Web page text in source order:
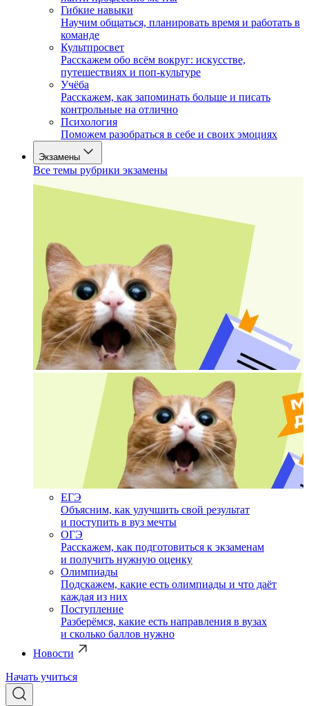
Гибкие навыки
Научим общаться, планировать время и работать в
команде
Культпросвет
Расскажем обо всём вокруг: искусстве,
путешествиях и поп-культуре
Учёба
Расскажем, как запоминать больше и писать
контрольные на отлично
Психология
Поможем разобраться в себе и своих эмоциях
Экзамены
Все темы рубрики экзамены
ЕГЭ
Объясним, как улучшить свой результат
и поступить в вуз мечты
ОГЭ
Расскажем, как подготовиться к экзаменам
и получить нужную оценку
Олимпиады
Подскажем, какие есть олимпиады и что даёт
каждая из них
Поступление
Разберёмся, какие есть направления в вузах
и сколько баллов нужно
Новости
Начать учиться